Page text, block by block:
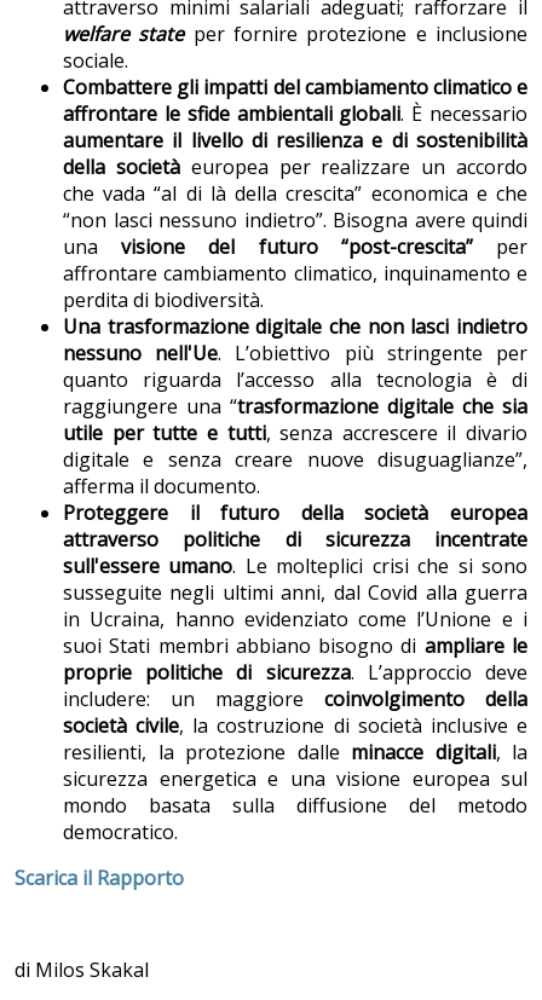
attraverso minimi salariali adeguati; rafforzare il
welfare stateper fornire protezione e inclusione
sociale.
Combattere gli impatti del cambiamento climatico e
affrontare le sfide ambientali globali. È necessario
aumentare il livello di resilienza e di sostenibilità
della societàeuropea per realizzare un accordo
che vada “al di là della crescita” economica e che
“non lasci nessuno indietro”. Bisogna avere quindi
unavisione del futuro “post-crescita” per
affrontare cambiamento climatico, inquinamento e
perdita di biodiversità.
Una trasformazione digitale che non lasci indietro
nessuno nell'Ue. L’obiettivo più stringente per
quanto riguarda l’accesso alla tecnologia è di
raggiungere una “trasformazione digitale che sia
utile per tutte e tutti, senza accrescere il divario
digitale e senza creare nuove disuguaglianze”,
afferma il documento.
Proteggere il futuro della società europea
attraverso politiche di sicurezza incentrate
sull'essere umano. Le molteplici crisi che si sono
susseguite negli ultimi anni, dal Covid alla guerra
in Ucraina, hanno evidenziato come l’Unione e i
suoi Stati membri abbiano bisogno di ampliare le
proprie politiche di sicurezza. L’approccio deve
includere: un maggiore coinvolgimento della
società civile, la costruzione di società inclusive e
resilienti, la protezione dalle minacce digitali, la
sicurezza energetica e una visione europea sul
mondo basata sulla diffusione del metodo
democratico.
Scarica il Rapporto
di Milos Skakal